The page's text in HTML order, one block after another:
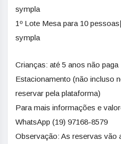
sympla
1º Lote Mesa para 10
sympla
Crianças: até 5 anos não paga
Estacionamento (não incluso
reservar pela plataforma)
Para mais informações e
WhatsApp (19) 97168-8579
Observação: As reservas vão